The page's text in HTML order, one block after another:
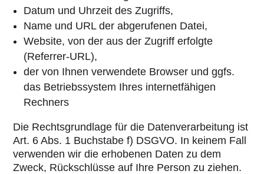
Datum und Uhrzeit des Zugriffs,
Name und URL der abgerufenen Datei,
Website, von der aus der Zugriff erfolgte
(Referrer-URL),
der von Ihnen verwendete Browser und ggfs.
das Betriebssystem Ihres internetfähigen
Rechners
Die Rechtsgrundlage für die Datenverarbeitung ist
Art. 6 Abs. 1 Buchstabe f) DSGVO. In keinem Fall
verwenden wir die erhobenen Daten zu dem
Zweck, Rückschlüsse auf Ihre Person zu ziehen.